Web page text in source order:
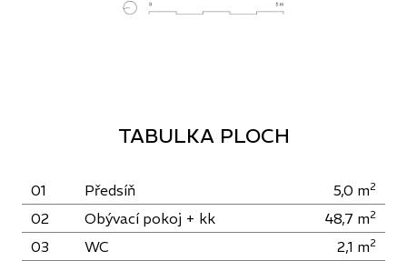
TABULKA PLOCH
01 Předsíň 5,0 m2
02 Obývací pokoj + kk 48,7 m2
03 WC 2,1 m2